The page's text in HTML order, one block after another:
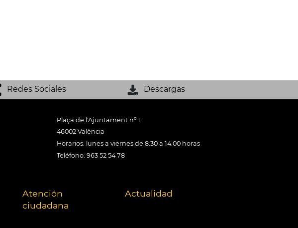
Redes Sociales Descargas
Plaça de l'Ajuntament nº 1
46002 València
Horarios: lunes a viernes de 8:30 a 14:00 horas
Teléfono: 963 52 54 78
Atención
ciudadana
Actualidad